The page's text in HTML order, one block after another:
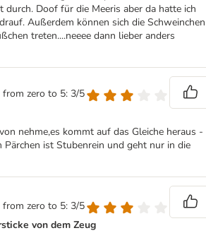
durch. Doof für die Meeris aber da hatte ich
Außerdem können sich die Schweinchen
treten....neeee dann lieber anders
from zero to 5: 3/5
nehme,es kommt auf das Gleiche heraus -
Pärchen ist Stubenrein und geht nur in die
from zero to 5: 3/5
von dem Zeug